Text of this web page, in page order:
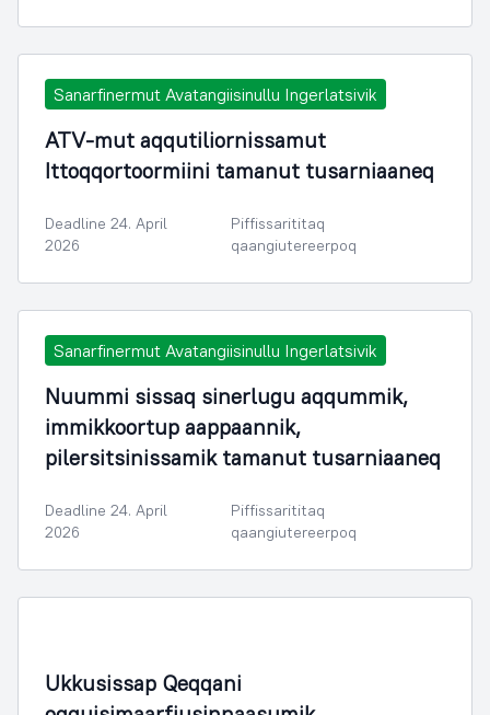
Sanarfinermut Avatangiisinullu Ingerlatsivik
ATV-mut aqqutiliornissamut
Ittoqqortoormiini tamanut tusarniaaneq
Deadline 24. April
2026
Piffissarititaq
qaangiutereerpoq
Sanarfinermut Avatangiisinullu Ingerlatsivik
Nuummi sissaq sinerlugu aqqummik,
immikkoortup aappaannik,
pilersitsinissamik tamanut tusarniaaneq
Deadline 24. April
2026
Piffissarititaq
qaangiutereerpoq
Ukkusissap Qeqqani